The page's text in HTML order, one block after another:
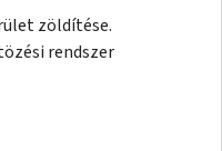
zöldítése.
rendszer